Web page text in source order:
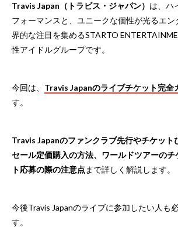
Travis Japan（トラビス・ジャパン） は、ハ
フォーマンスと、ユニークな個性が光るエ
界的な注目を集めるSTARTO
性アイドルグループです。
今回は、 Travis Japanのライブチケット完全
す。
Travis Japanのファンクラブ先行やチケット
セール定価購入の方法、ワールドツアーのチ
ト応募の際の注意点まで詳しく解説します。
今後Travis Japanのライブに参加したい人も
す。